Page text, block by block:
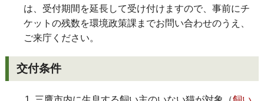
は、受付期間を延長して受け付けますので、事前にチ
ケットの残数を環境政策課までお問い合わせのうえ、
ご来庁ください。
交付条件